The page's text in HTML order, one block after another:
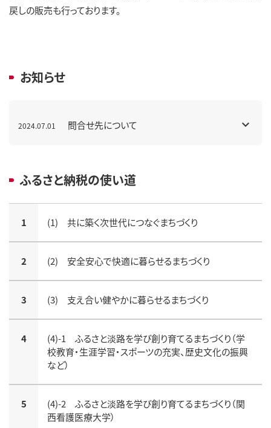
戻しの販売も行っております。
お知らせ
2024.07.01 問合せ先について
ふるさと納税の使い道
1 (1) 共に築く次世代につなぐまちづくり
2 (2) 安全安心で快適に暮らせるまちづくり
3 (3) 支え合い健やかに暮らせるまちづくり
4
(4)-1 ふるさと淡路を学び創り育てるまちづくり（学
校教育・生涯学習・スポーツの充実、歴史文化の振興
など）
5
(4)-2 ふるさと淡路を学び創り育てるまちづくり（関
西看護医療大学）